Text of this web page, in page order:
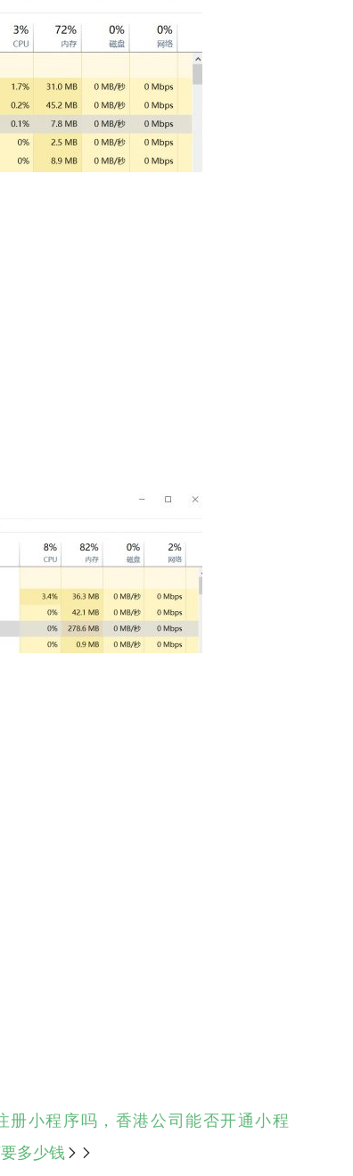
册小程序吗，香港公司能否开通小程
多少钱 